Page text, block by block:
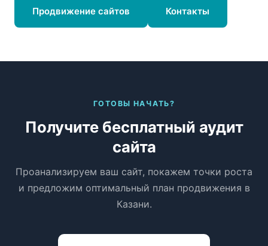
Продвижение сайтов Контакты
ГОТОВЫ НАЧАТЬ?
Получите бесплатный аудит
сайта
Проанализируем ваш сайт, покажем точки роста
и предложим оптимальный план продвижения в
Казани.